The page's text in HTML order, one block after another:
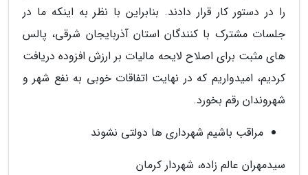
را در دستور کار قرار دادند. بنابراین با نظر به اینکه ما در
جلسات مشترک با کنندگان استان آذربایجان شرقی، پالس
های مثبت برای اصلاح لایحه مالیات بر ارزش افزوده دریافت
کردیم، امیدواریم که در نهایت اتفاقات خوبی به نفع شهر و
شهروندان رقم بخورد.
مراقب باشیم شهرداری ها دولتی نشوند
سیدمهران عالم زاده، شهردار کرمان